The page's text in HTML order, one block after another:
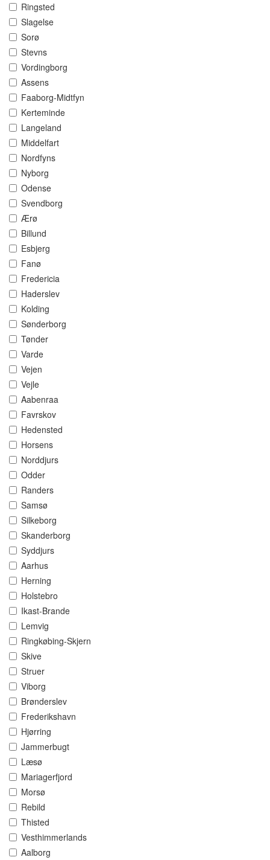
Ringsted
Slagelse
Sorø
Stevns
Vordingborg
Assens
Faaborg-Midtfyn
Kerteminde
Langeland
Middelfart
Nordfyns
Nyborg
Odense
Svendborg
Ærø
Billund
Esbjerg
Fanø
Fredericia
Haderslev
Kolding
Sønderborg
Tønder
Varde
Vejen
Vejle
Aabenraa
Favrskov
Hedensted
Horsens
Norddjurs
Odder
Randers
Samsø
Silkeborg
Skanderborg
Syddjurs
Aarhus
Herning
Holstebro
Ikast-Brande
Lemvig
Ringkøbing-Skjern
Skive
Struer
Viborg
Brønderslev
Frederikshavn
Hjørring
Jammerbugt
Læsø
Mariagerfjord
Morsø
Rebild
Thisted
Vesthimmerlands
Aalborg